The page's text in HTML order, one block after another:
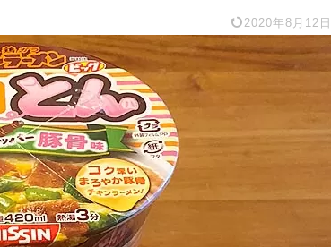
2020年8月12日